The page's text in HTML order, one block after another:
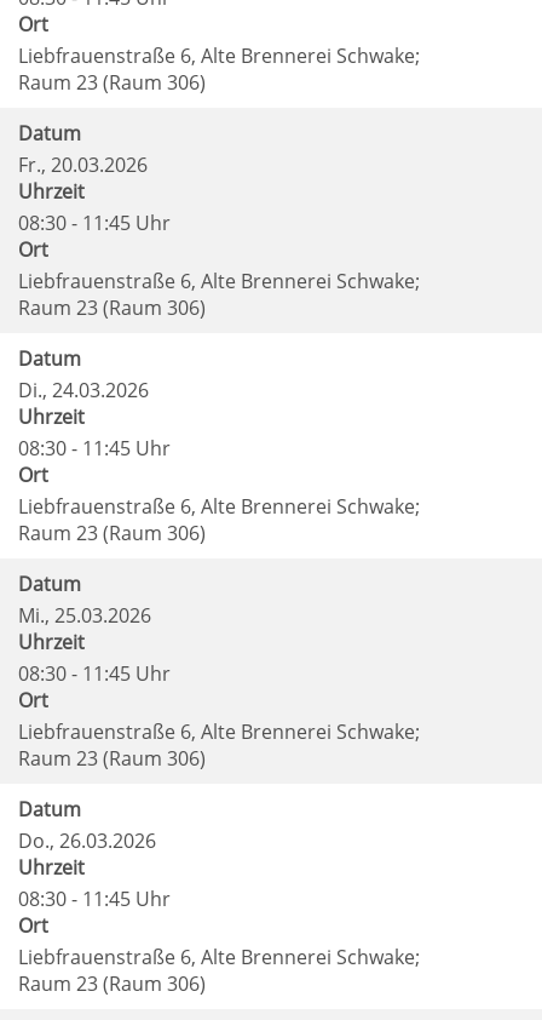
Ort
Liebfrauenstraße 6, Alte Brennerei Schwake;
Raum 23 (Raum 306)
Datum
Fr., 20.03.2026
Uhrzeit
08:30 - 11:45 Uhr
Ort
Liebfrauenstraße 6, Alte Brennerei Schwake;
Raum 23 (Raum 306)
Datum
Di., 24.03.2026
Uhrzeit
08:30 - 11:45 Uhr
Ort
Liebfrauenstraße 6, Alte Brennerei Schwake;
Raum 23 (Raum 306)
Datum
Mi., 25.03.2026
Uhrzeit
08:30 - 11:45 Uhr
Ort
Liebfrauenstraße 6, Alte Brennerei Schwake;
Raum 23 (Raum 306)
Datum
Do., 26.03.2026
Uhrzeit
08:30 - 11:45 Uhr
Ort
Liebfrauenstraße 6, Alte Brennerei Schwake;
Raum 23 (Raum 306)